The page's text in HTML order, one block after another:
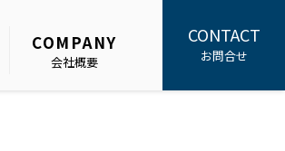
COMPANY
会社概要
CONTACT
お問合せ